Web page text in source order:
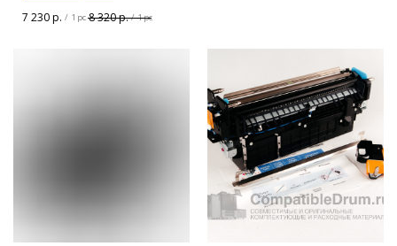
7 230р. / 1 pc 8 320р. / 1 pc